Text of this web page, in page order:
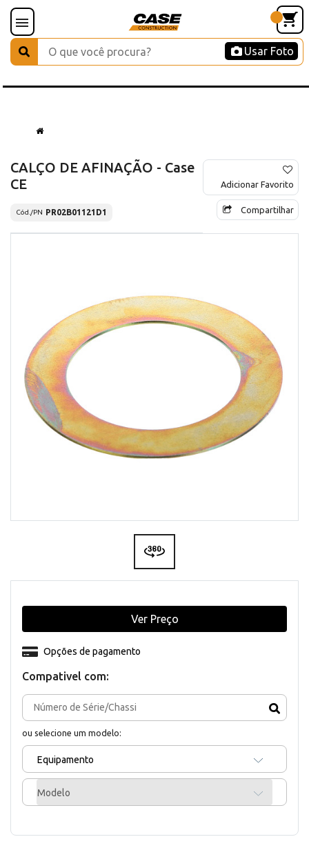
Usar Foto
CALÇO DE AFINAÇÃO - Case
CE
Cód./PN PR02B01121D1
Adicionar Favorito
Compartilhar
Compativel com:
ou selecione um modelo:
Equipamento
Modelo
Opções de pagamento
Ver Preço